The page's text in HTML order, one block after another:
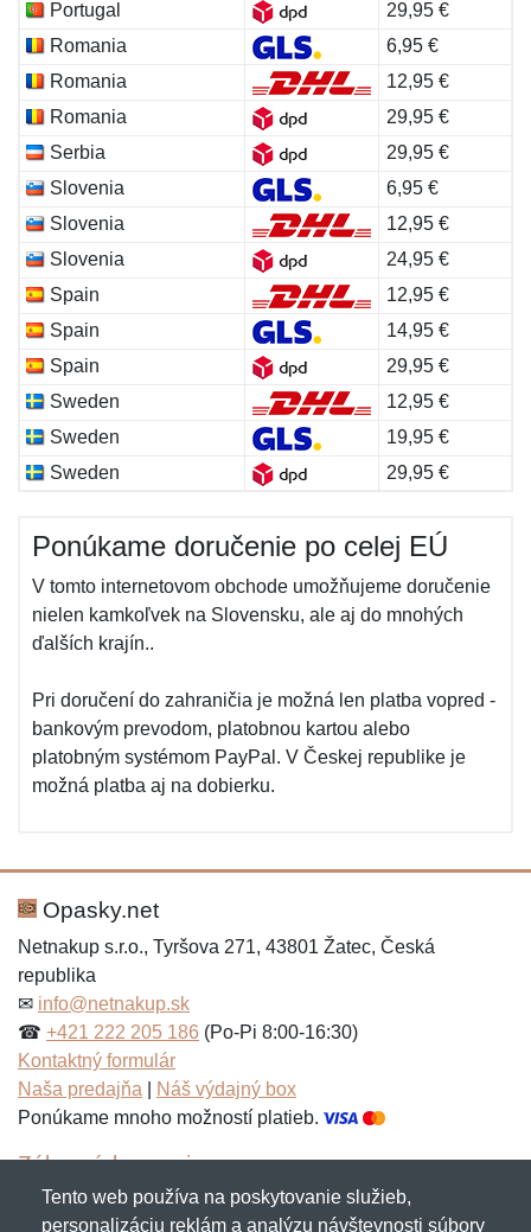
Portugal
29,95 €
Romania
6,95 €
Romania
12,95 €
Romania
29,95 €
Serbia
29,95 €
Slovenia
6,95 €
Slovenia
12,95 €
Slovenia
24,95 €
Spain
12,95 €
Spain
14,95 €
Spain
29,95 €
Sweden
12,95 €
Sweden
19,95 €
Sweden
29,95 €
Ponúkame doručenie po celej EÚ
V tomto internetovom obchode umožňujeme doručenie
nielen kamkoľvek na Slovensku, ale aj do mnohých
ďalších krajín..
Pri doručení do zahraničia je možná len platba vopred -
bankovým prevodom, platobnou kartou alebo
platobným systémom PayPal. V Českej republike je
možná platba aj na dobierku.
Opasky.net
Netnakup s.r.o., Tyršova 271, 43801 Žatec, Česká
republika
✉ info@netnakup.sk
☎ +421 222 205 186 (Po-Pi 8:00-16:30)
Kontaktný formulár
Naša predajňa
Náš výdajný box
Ponúkame mnoho možností platieb.
Zákaznícky servis
Novinky emailom
Tento web používa na poskytovanie služieb,
personalizáciu reklám a analýzu návštevnosti súbory